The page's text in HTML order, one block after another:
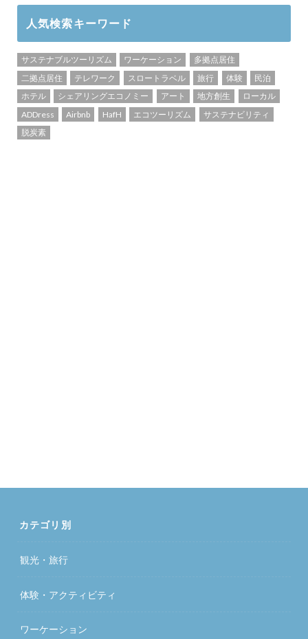
人気検索キーワード
サステナブルツーリズム ワーケーション
多拠点居住
二拠点居住
テレワーク スロートラベル 旅行 体験
民泊
ホテル
シェアリングエコノミー アート 地方創生
ローカル
ADDress
Airbnb HafH エコツーリズム
サステナビリティ
脱炭素
カテゴリ別
観光・旅行
体験・アクティビティ
ワーケーション